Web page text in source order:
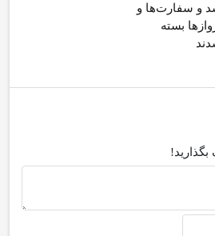
و سفارت‌ها و
بسته
بگذارید!